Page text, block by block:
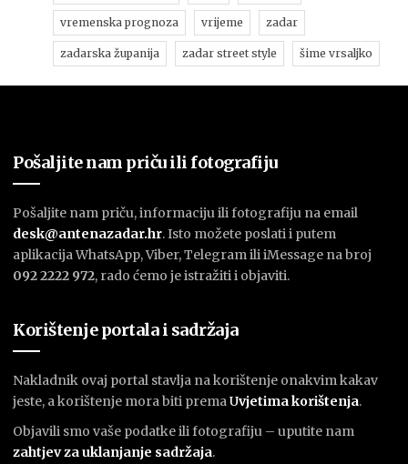
vremenska prognoza vrijeme zadar
zadarska županija zadar street style šime vrsaljko
Pošaljite nam priču ili fotografiju
Pošaljite nam priču, informaciju ili fotografiju na email
desk@antenazadar.hr. Isto možete poslati i putem
aplikacija WhatsApp, Viber, Telegram ili iMessage na broj
092 2222 972, rado ćemo je istražiti i objaviti.
Korištenje portala i sadržaja
Nakladnik ovaj portal stavlja na korištenje onakvim kakav
jeste, a korištenje mora biti premaUvjetima korištenja.
Objavili smo vaše podatke ili fotografiju – uputite nam
zahtjev za uklanjanje sadržaja.